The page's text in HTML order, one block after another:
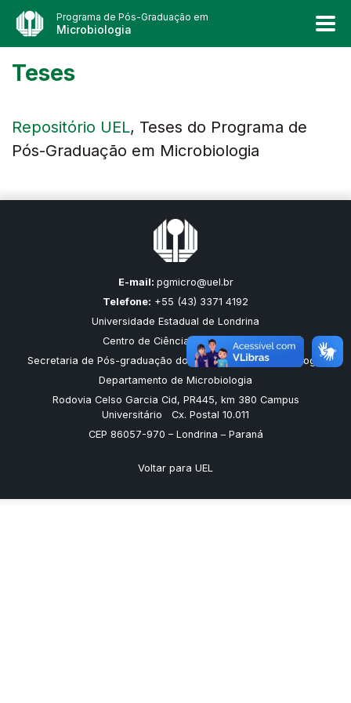
Programa de Pós-Graduação em
Microbiologia
Teses
Repositório UEL, Teses do Programa de
Pós-Graduação em Microbiologia
E-mail: pgmicro@uel.br
Telefone: +55 (43) 3371 4192
Universidade Estadual de Londrina
Centro de Ciências Biológicas
Secretaria de Pós-graduação do Mestrado em Microbiologia
Departamento de Microbiologia
Rodovia Celso Garcia Cid, PR445, km 380 Campus
Universitário Cx. Postal 10.011
CEP 86057-970 – Londrina – Paraná
Voltar para UEL